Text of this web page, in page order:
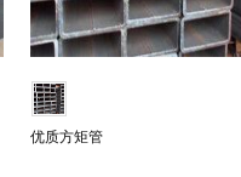
优质方矩管